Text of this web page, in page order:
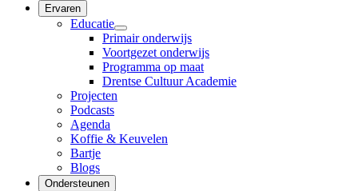
Ervaren
Educatie
Primair onderwijs
Voortgezet onderwijs
Programma op maat
Drentse Cultuur Academie
Projecten
Podcasts
Agenda
Koffie & Keuvelen
Bartje
Blogs
Ondersteunen